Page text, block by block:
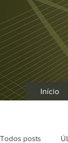
Início
Todos posts